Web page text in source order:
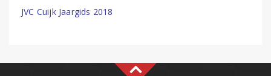
JVC Cuijk Jaargids 2018